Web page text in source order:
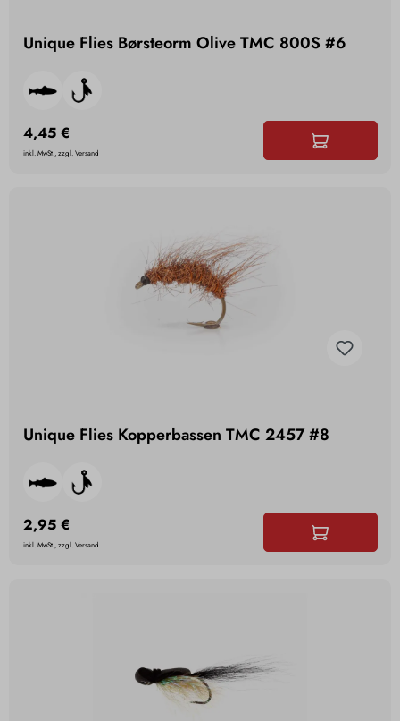
Unique Flies Børsteorm Olive TMC 800S #6
4,45 €
inkl. MwSt., zzgl. Versand
Unique Flies Kopperbassen TMC 2457 #8
2,95 €
inkl. MwSt., zzgl. Versand